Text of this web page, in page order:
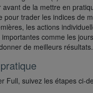
avant de la mettre en
pour trader les indices de
les actions
comme les
de meilleurs résultats.
Full, suivez les étapes ci-